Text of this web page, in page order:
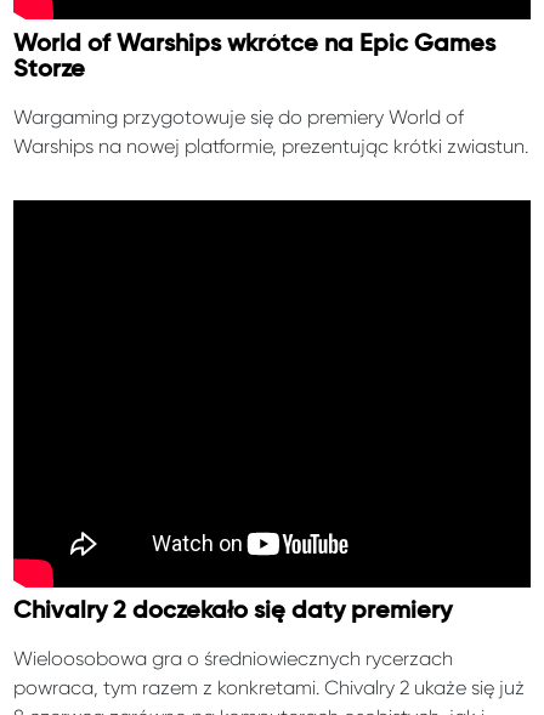
World of Warships wkrótce na Epic Games
Storze
Wargaming przygotowuje się do premiery World of
Warships na nowej platformie, prezentując krótki zwiastun.
Chivalry 2 doczekało się daty premiery
Wieloosobowa gra o średniowiecznych rycerzach
powraca, tym razem z konkretami. Chivalry 2 ukaże się już